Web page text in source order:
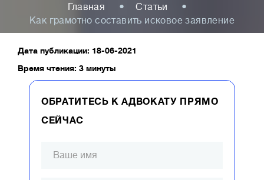
Главная
Статьи
Как грамотно составить исковое заявление
Дата публикации: 18-06-2021
Время чтения: 3 минуты
ОБРАТИТЕСЬ К АДВОКАТУ ПРЯМО
СЕЙЧАС